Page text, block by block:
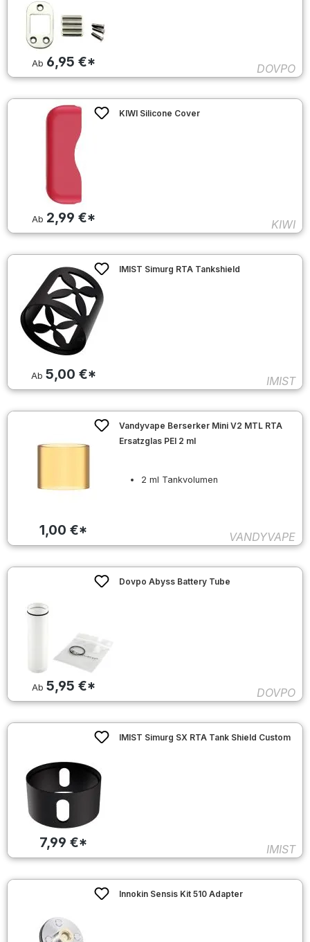
Ab 6,95 €* DOVPO
Ab 2,99 €*
KIWI Silicone Cover
KIWI
Ab 5,00 €*
IMIST Simurg RTA Tankshield
IMIST
1,00 €*
Vandyvape Berserker Mini V2 MTL RTA
Ersatzglas PEI 2 ml
2 ml Tankvolumen
VANDYVAPE
Ab 5,95 €*
Dovpo Abyss Battery Tube
DOVPO
7,99 €*
IMIST Simurg SX RTA Tank Shield Custom
IMIST
Innokin Sensis Kit 510 Adapter